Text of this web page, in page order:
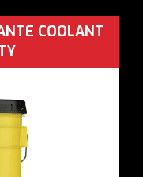
COOLANT